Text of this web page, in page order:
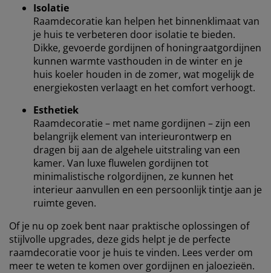
Isolatie
Raamdecoratie kan helpen het binnenklimaat van
je huis te verbeteren door isolatie te bieden.
Dikke, gevoerde gordijnen of honingraatgordijnen
kunnen warmte vasthouden in de winter en je
huis koeler houden in de zomer, wat mogelijk de
energiekosten verlaagt en het comfort verhoogt.
Esthetiek
Raamdecoratie – met name gordijnen – zijn een
belangrijk element van interieurontwerp en
dragen bij aan de algehele uitstraling van een
kamer. Van luxe fluwelen gordijnen tot
minimalistische rolgordijnen, ze kunnen het
interieur aanvullen en een persoonlijk tintje aan je
ruimte geven.
Of je nu op zoek bent naar praktische oplossingen of
stijlvolle upgrades, deze gids helpt je de perfecte
raamdecoratie voor je huis te vinden. Lees verder om
meer te weten te komen over gordijnen en jaloezieën.